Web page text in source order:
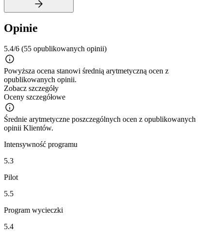
Opinie
5.4/6 (55 opublikowanych opinii)
Powyższa ocena stanowi średnią arytmetyczną ocen z
opublikowanych opinii.
Zobacz szczegóły
Oceny szczegółowe
Średnie arytmetyczne poszczególnych ocen z opublikowanych
opinii Klientów.
Intensywność programu
5.3
Pilot
5.5
Program wycieczki
5.4